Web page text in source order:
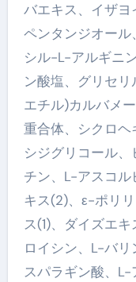
バエキス、イザヨ
ペンタンジオー
シル-L-アルギニ
ン酸塩、グリセ
エチル)カルバメ
重合体、シクロ
シジグリコール
チン、L-アスコ
キス(2)、ε-ポリ
ス(1)、ダイズエ
ロイシン、L-バ
スパラギン酸、